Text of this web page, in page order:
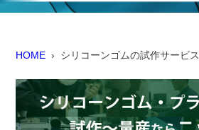
HOME › シリコーンゴムの試作サービス